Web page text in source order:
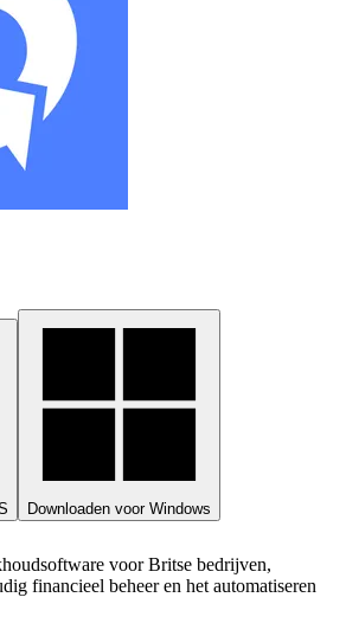
Downloaden voor Windows
voor Britse bedrijven,
financieel beheer en het automatiseren